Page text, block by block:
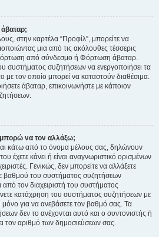
στην καρτέλα “Προφίλ”, μπορείτε να
μια από τις ακόλουθες τέσσερις
από σύνδεσμο ή Φόρτωση άβαταρ.
συστήματος συζητήσεων να ενεργοποιήσει τα
με τον οποίο μπορεί να καταστούν διαθέσιμα.
άβαταρ, επικοινωνήστε με κάποιον
μπορώ να τον αλλάξω;
κάτω από το όνομα μέλους σας, δηλώνουν
έχετε κάνει ή είναι αναγνωριστικό ορισμένων
Γενικώς, δεν μπορείτε να αλλάξετε
βαθμού του συστήματος συζητήσεων
από τον διαχειριστή του συστήματος
κατάχρηση του συστήματος συζητήσεων με
μόνο για να ανεβάσετε τον βαθμό σας. Τα
δεν το ανέχονται αυτό και ο συντονιστής ή
τον αριθμό των δημοσιεύσεων σας.